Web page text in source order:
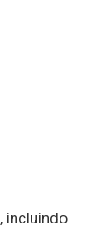
incluindo